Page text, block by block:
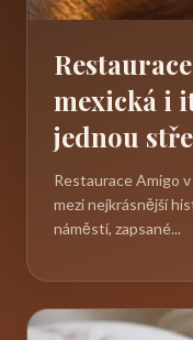
mexická i
jednou
Restaurace Amigo
mezi nejkrásnější
náměstí, zapsané...